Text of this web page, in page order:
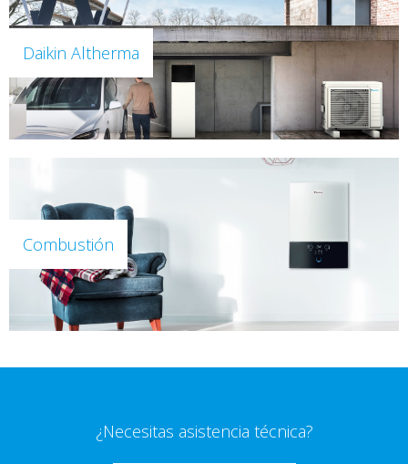
Daikin Altherma
Combustión
¿Necesitas asistencia técnica?